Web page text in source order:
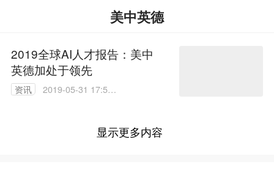
美中英德
2019全球AI人才报告：美中
英德加处于领先
资讯
2019-05-31 17:52:
显示更多内容